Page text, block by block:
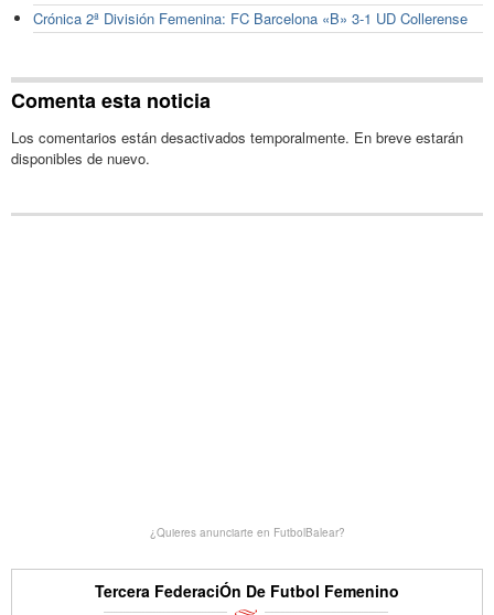
Crónica 2ª División Femenina: FC Barcelona «B» 3-1 UD Collerense
Comenta esta noticia
Los comentarios están desactivados temporalmente. En breve estarán
disponibles de nuevo.
¿Quieres anunciarte en FutbolBalear?
Tercera FederaciÓn De Futbol Femenino